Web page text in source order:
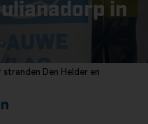
in
stranden Den Helder en